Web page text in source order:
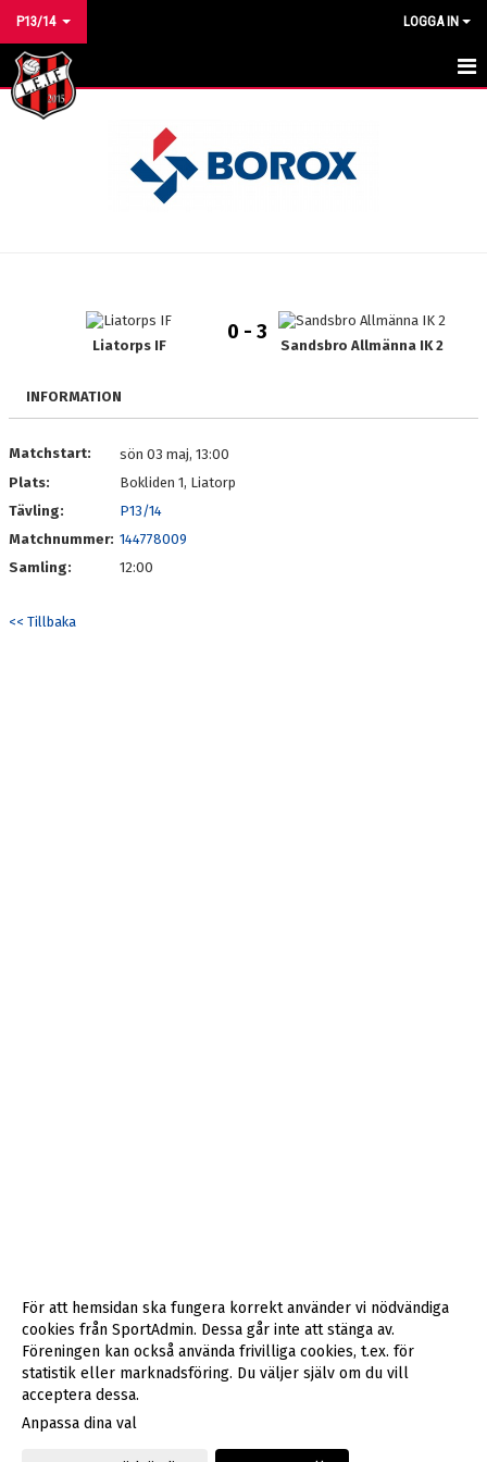
P13/14 LOGGA IN
HEM
BILDGALLERI
DOKUMENT
Liatorps IF
0 - 3
Sandsbro Allmänna IK 2
INFORMATION
Matchstart:
sön 03 maj, 13:00
Plats:
Bokliden 1, Liatorp
Tävling:
P13/14
Matchnummer: 144778009
Samling:
12:00
<< Tillbaka
Gå till Webbversion
För att hemsidan ska fungera korrekt använder vi nödvändiga
cookies från SportAdmin. Dessa går inte att stänga av.
Föreningen kan också använda frivilliga cookies, t.ex. för
statistik eller marknadsföring. Du väljer själv om du vill
acceptera dessa.
Anpassa dina val